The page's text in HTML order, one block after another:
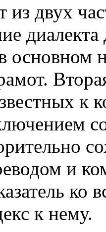
из двух
основном
к
и
ко
к нему.